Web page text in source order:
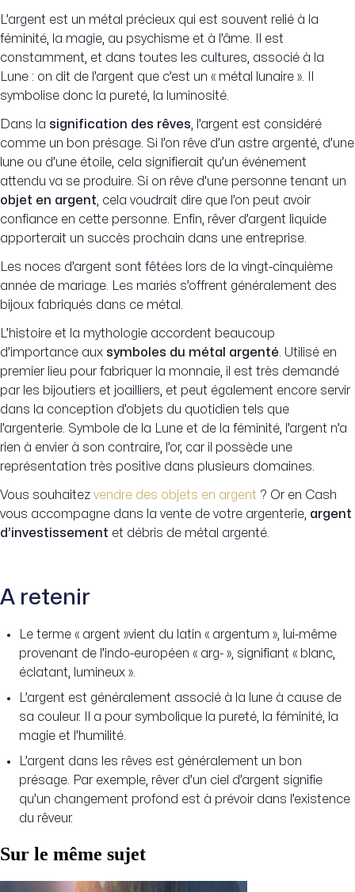
L’argent est un métal précieux qui est souvent relié à la
féminité, la magie, au psychisme et à l’âme. Il est
constamment, et dans toutes les cultures, associé à la
Lune : on dit de l’argent que c’est un « métal lunaire ». Il
symbolise donc la pureté, la luminosité.
Dans la signification des rêves, l’argent est considéré
comme un bon présage. Si l’on rêve d’un astre argenté, d’une
lune ou d’une étoile, cela signifierait qu’un événement
attendu va se produire. Si on rêve d’une personne tenant un
objet en argent, cela voudrait dire que l’on peut avoir
confiance en cette personne. Enfin, rêver d’argent liquide
apporterait un succès prochain dans une entreprise.
Les noces d’argent sont fêtées lors de la vingt-cinquième
année de mariage. Les mariés s’offrent généralement des
bijoux fabriqués dans ce métal.
L’histoire et la mythologie accordent beaucoup
d’importance aux symboles du métal argenté. Utilisé en
premier lieu pour fabriquer la monnaie, il est très demandé
par les bijoutiers et joailliers, et peut également encore servir
dans la conception d’objets du quotidien tels que
l’argenterie. Symbole de la Lune et de la féminité, l’argent n’a
rien à envier à son contraire, l’or, car il possède une
représentation très positive dans plusieurs domaines.
Vous souhaitez vendre des objets en argent ? Or en Cash
vous accompagne dans la vente de votre argenterie, argent
d’investissement et débris de métal argenté.
A retenir
Le terme « argent »vient du latin « argentum », lui-même
provenant de l’indo-européen « arg- », signifiant « blanc,
éclatant, lumineux ».
L’argent est généralement associé à la lune à cause de
sa couleur. Il a pour symbolique la pureté, la féminité, la
magie et l’humilité.
L’argent dans les rêves est généralement un bon
présage. Par exemple, rêver d’un ciel d’argent signifie
qu’un changement profond est à prévoir dans l’existence
du rêveur.
Sur le même sujet